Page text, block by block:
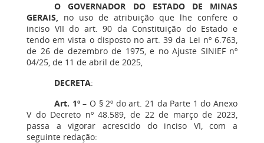
O GOVERNADOR DO ESTADO DE MINAS
GERAIS, no uso de atribuição que lhe confere o
inciso VII do art. 90 da Constituição do Estado e
tendo em vista o disposto no art. 39 da Lei nº 6.763,
de 26 de dezembro de 1975, e no Ajuste SINIEF nº
04/25, de 11 de abril de 2025,
DECRETA:
Art. 1º– O § 2º do art. 21 da Parte 1 do Anexo
V do Decreto nº 48.589, de 22 de março de 2023,
passa a vigorar acrescido do inciso VI, com a
seguinte redação: